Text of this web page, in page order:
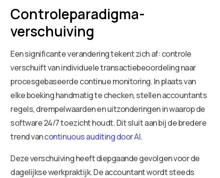
Controleparadigma-
verschuiving
Een significante verandering tekent zich af: controle
verschuift van individuele transactiebeoordeling naar
procesgebaseerde continue monitoring. In plaats van
elke boeking handmatig te checken, stellen accountants
regels, drempelwaarden en uitzonderingen in waarop de
software 24/7 toezicht houdt. Dit sluit aan bij de bredere
trend vancontinuous auditing door AI.
Deze verschuiving heeft diepgaande gevolgen voor de
dagelijkse werkpraktijk. De accountant wordt steeds